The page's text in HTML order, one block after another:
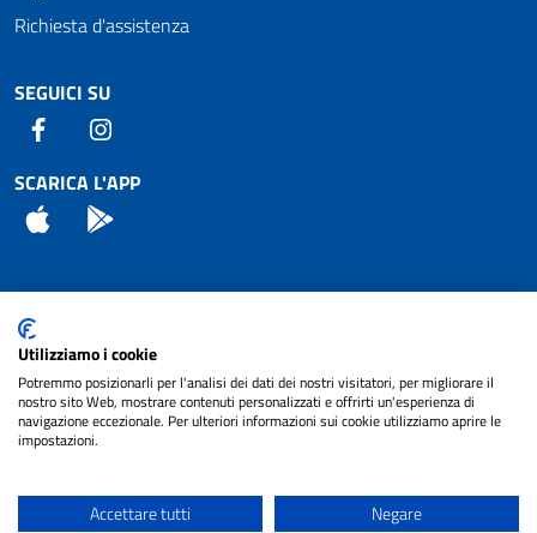
Richiesta d'assistenza
SEGUICI SU
Facebook
SCARICA L'APP
App Store
Attuazione Misure PNRR
Piano di miglioramento del sito
Note legali
cura diNET SMART
Utilizziamo i cookie
Potremmo posizionarli per l'analisi dei dati dei nostri visitatori, per migliorare il
nostro sito Web, mostrare contenuti personalizzati e offrirti un'esperienza di
navigazione eccezionale. Per ulteriori informazioni sui cookie utilizziamo aprire le
impostazioni.
Accettare tutti Negare